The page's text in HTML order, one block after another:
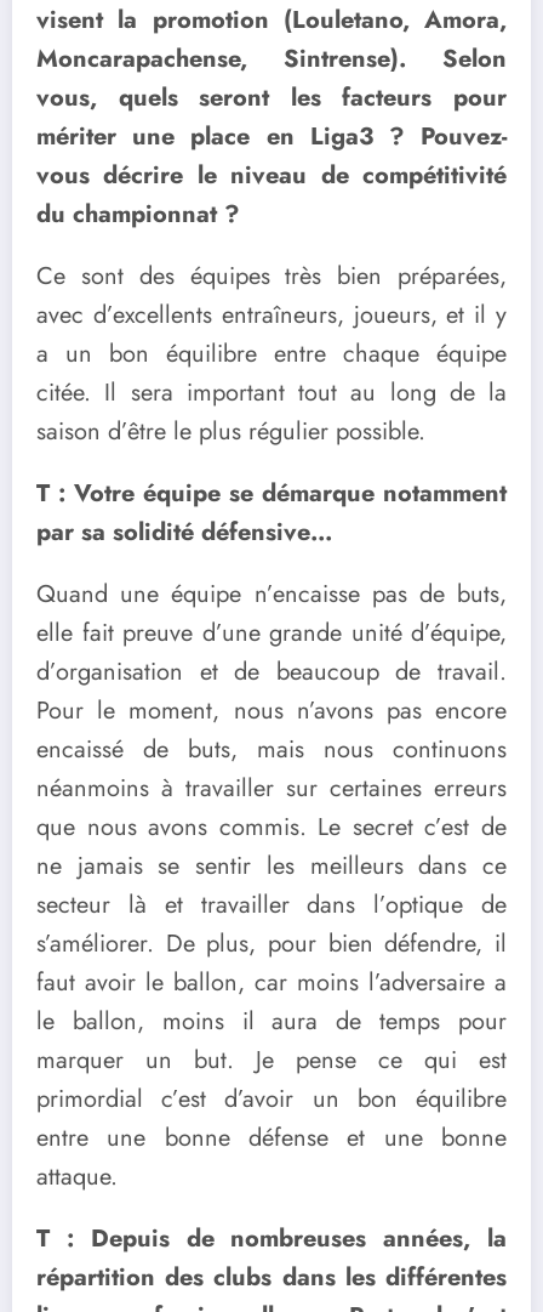
visent la promotion (Louletano, Amora,
Moncarapachense, Sintrense). Selon
vous, quels seront les facteurs pour
mériter une place en Liga3 ? Pouvez-
vous décrire le niveau de compétitivité
du championnat ?
Ce sont des équipes très bien préparées,
avec d’excellents entraîneurs, joueurs, et il y
a un bon équilibre entre chaque équipe
citée. Il sera important tout au long de la
saison d’être le plus régulier possible.
T : Votre équipe se démarque notamment
par sa solidité défensive…
Quand une équipe n’encaisse pas de buts,
elle fait preuve d’une grande unité d’équipe,
d’organisation et de beaucoup de travail.
Pour le moment, nous n’avons pas encore
encaissé de buts, mais nous continuons
néanmoins à travailler sur certaines erreurs
que nous avons commis. Le secret c’est de
ne jamais se sentir les meilleurs dans ce
secteur là et travailler dans l’optique de
s’améliorer. De plus, pour bien défendre, il
faut avoir le ballon, car moins l’adversaire a
le ballon, moins il aura de temps pour
marquer un but. Je pense ce qui est
primordial c’est d’avoir un bon équilibre
entre une bonne défense et une bonne
attaque.
T : Depuis de nombreuses années, la
répartition des clubs dans les différentes